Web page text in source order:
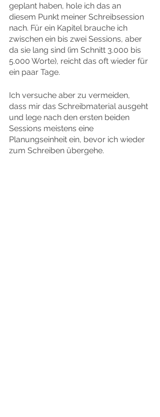
geplant haben, hole ich das an
diesem Punkt meiner Schreibsession
nach. Für ein Kapitel brauche ich
zwischen ein bis zwei Sessions, aber
da sie lang sind (im Schnitt 3.000 bis
5.000 Worte), reicht das oft wieder für
ein paar Tage.
Ich versuche aber zu vermeiden,
dass mir das Schreibmaterial ausgeht
und lege nach den ersten beiden
Sessions meistens eine
Planungseinheit ein, bevor ich wieder
zum Schreiben übergehe.